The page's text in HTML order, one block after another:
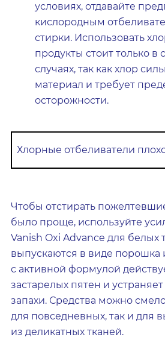
условиях, отдавайте
кислородным
стирки. Использовать
продукты стоит только в
случаях, так как хлор
материал и требует
осторожности.
Хлорные отбеливатели
Чтобы отстирать
было проще, используйте
Vanish Oxi Advance для белых
выпускаются в виде порошка
с активной формулой
застарелых пятен и
запахи. Средства можно
для повседневных, так и для
из деликатных тканей.